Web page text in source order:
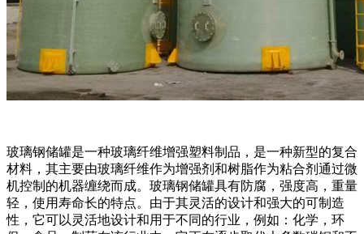
玻璃钢储罐是一种玻璃纤维增​​强塑料制品，是一种新型的复合
材料，其主要由玻璃纤维作为增强剂和树脂作为粘合剂通过微
机控制的机器缠绕而成。玻璃钢储罐具有防腐，强度高，重量
轻，使用寿命长的特点。由于其灵活的设计和强大的可制造
性，它可以灵活地设计和用于不同的行业，例如：化学，环